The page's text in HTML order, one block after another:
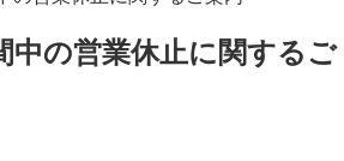
中の営業休止に関するご